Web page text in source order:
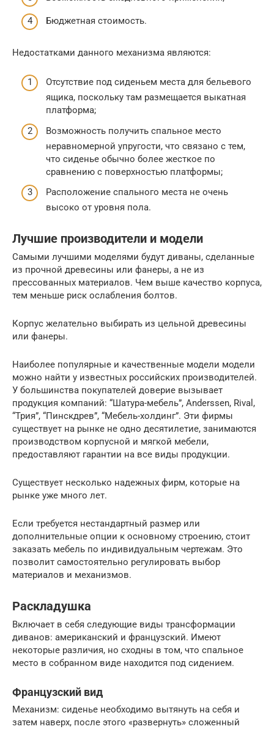
Бюджетная стоимость.
Недостатками данного механизма являются:
Отсутствие под сиденьем места для бельевого
ящика, поскольку там размещается выкатная
платформа;
Возможность получить спальное место
неравномерной упругости, что связано с тем,
что сиденье обычно более жесткое по
сравнению с поверхностью платформы;
Расположение спального места не очень
высоко от уровня пола.
Лучшие производители и модели
Самыми лучшими моделями будут диваны, сделанные
из прочной древесины или фанеры, а не из
прессованных материалов. Чем выше качество корпуса,
тем меньше риск ослабления болтов.
Корпус желательно выбирать из цельной древесины
или фанеры.
Наиболее популярные и качественные модели модели
можно найти у известных российских производителей.
У большинства покупателей доверие вызывает
продукция компаний: “Шатура-мебель”, Anderssen, Rival,
“Трия”, “Пинскдрев”, “Мебель-холдинг”. Эти фирмы
существует на рынке не одно десятилетие, занимаются
производством корпусной и мягкой мебели,
предоставляют гарантии на все виды продукции.
Существует несколько надежных фирм, которые на
рынке уже много лет.
Если требуется нестандартный размер или
дополнительные опции к основному строению, стоит
заказать мебель по индивидуальным чертежам. Это
позволит самостоятельно регулировать выбор
материалов и механизмов.
Раскладушка
Включает в себя следующие виды трансформации
диванов: американский и французский. Имеют
некоторые различия, но сходны в том, что спальное
место в собранном виде находится под сидением.
Французский вид
Механизм: сиденье необходимо вытянуть на себя и
затем наверх, после этого «развернуть» сложенный